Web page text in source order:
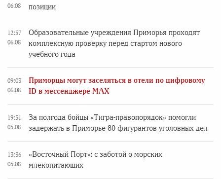
06.08 позиции
12:57
06.08
Образовательные учреждения Приморья проходят
комплексную проверку перед стартом нового
учебного года
09:03
06.08
Приморцы могут заселяться в отели по цифровому
ID в мессенджере MAX
19:51
05.08
За полгода бойцы «Тигра-правопорядок» помогли
задержать в Приморье 80 фигурантов уголовных дел
13:36
05.08
«Восточный Порт»: с заботой о морских
млекопитающих